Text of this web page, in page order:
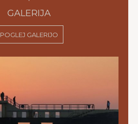
GALERIJA
POGLEJ GALERIJO